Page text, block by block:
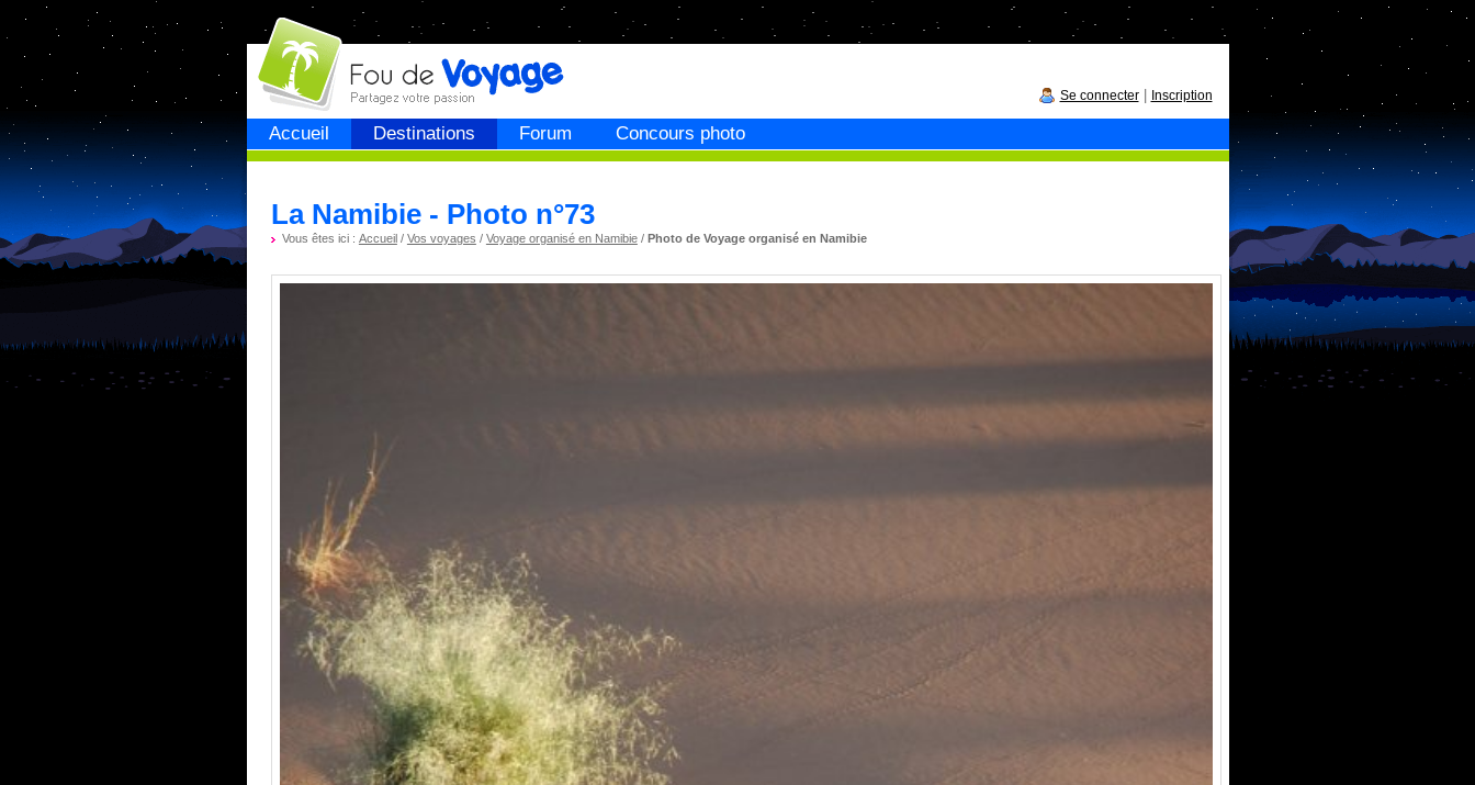
Accueil Destinations Forum Concours photo
Fou devoyage
Se connecter| Inscription
La Namibie - Photo n°73
Vous êtes ici : Accueil/ Vos voyages / Voyage organisé en Namibie/ Photo de Voyage organisé en Namibie